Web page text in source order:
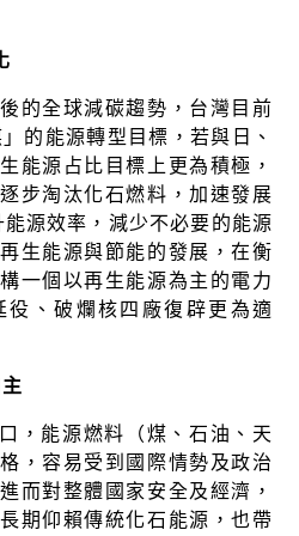
的全球減碳趨勢，台灣目前
的能源轉型目標，若與日、
能源占比目標上更為積極，
步淘汰化石燃料，加速發展
源效率，減少不必要的能源
生能源與節能的發展，在衡
一個以再生能源為主的電力
役、破爛核四廠復辟更為適
，能源燃料（煤、石油、天
，容易受到國際情勢及政治
而對整體國家安全及經濟，
期仰賴傳統化石能源，也帶